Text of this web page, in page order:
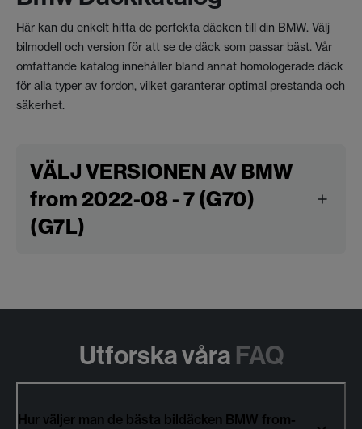
Här kan du enkelt hitta de perfekta däcken till din BMW. Välj
bilmodell och version för att se de däck som passar bäst. Vår
omfattande katalog innehåller bland annat homologerade däck
för alla typer av fordon, vilket garanterar optimal prestanda och
säkerhet.
VÄLJ VERSIONEN AV BMW
from 2022-08 - 7 (G70)
(G7L)
Utforska våra FAQ
Hur väljer man de bästa bildäcken BMW from-